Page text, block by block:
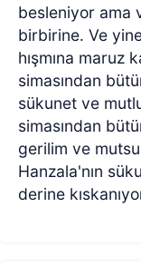
besleniyor ama
birbirine. Ve
hışmına maruz
simasından
sükunet ve
simasından
gerilim ve
Hanzala'nın
derine